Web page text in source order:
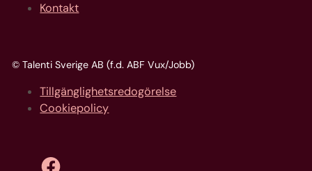
Kontakt
© Talenti Sverige AB (f.d. ABF Vux/Jobb)
Tillgänglighetsredogörelse
Cookiepolicy